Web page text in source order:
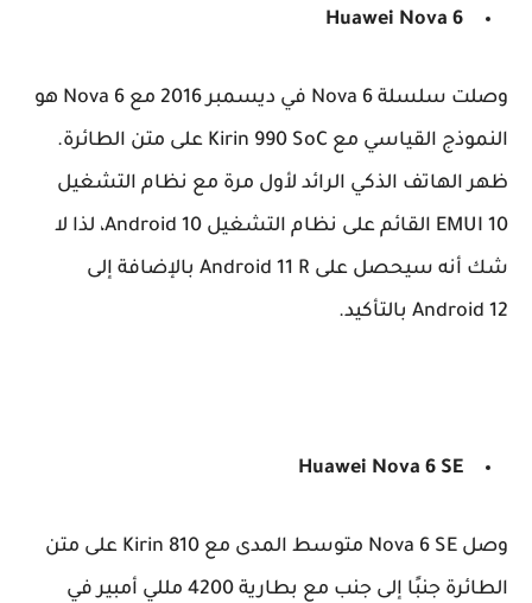
Huawei Nova 6
وصلت سلسلة Nova 6 في ديسمبر 2016 مع Nova 6 هو
النموذج القياسي مع Kirin 990 SoC على متن الطائرة.
ظهر الهاتف الذكي الرائد لأول مرة مع نظام التشغيل
EMUI 10 القائم على نظام التشغيل Android 10، لذا لا
شك أنه سيحصل على Android 11 R بالإضافة إلى
Android 12 بالتأكيد.
Huawei Nova 6 SE
وصل Nova 6 SE متوسط ​​المدى مع Kirin 810 على متن
الطائرة جنبًا إلى جنب مع بطارية 4200 مللي أمبير في